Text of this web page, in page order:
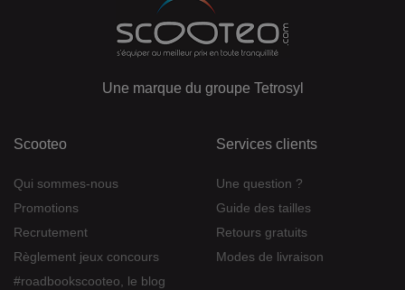
Une marque du groupe Tetrosyl
Scooteo
Qui sommes-nous
Promotions
Recrutement
Règlement jeux concours
#roadbookscooteo, le blog
Services clients
Une question ?
Guide des tailles
Retours gratuits
Modes de livraison